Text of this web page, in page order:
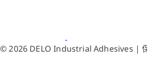
© 2026 DELO Industrial Adhesives |